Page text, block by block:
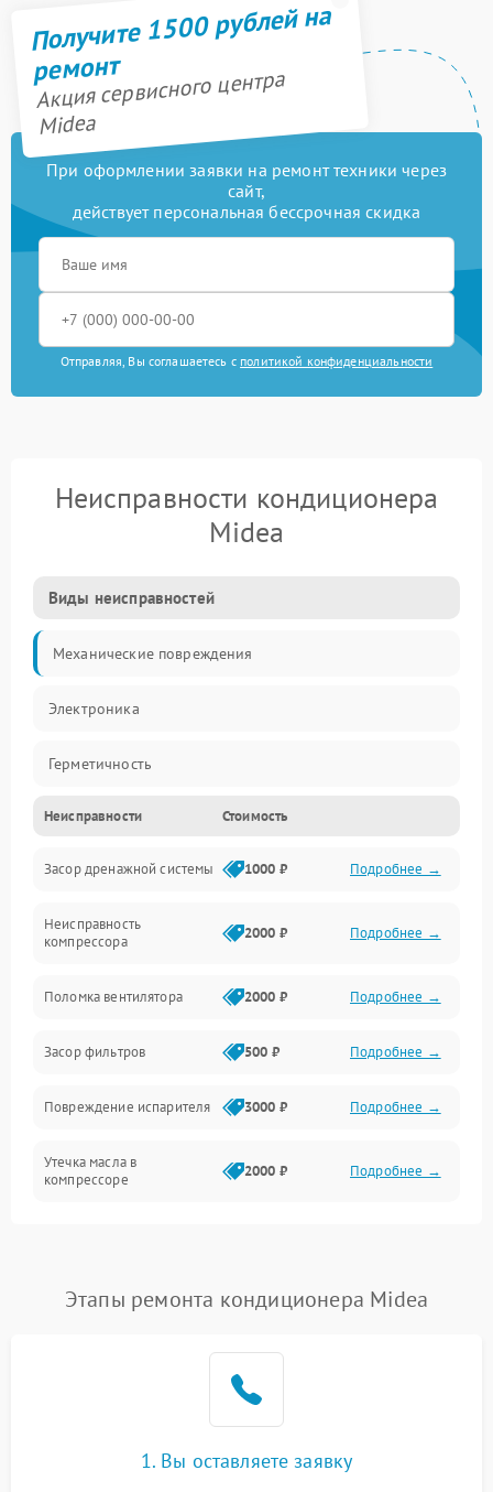
Получите 1500 рублей на
ремонт
Акция сервисного центра
Midea
При оформлении заявки на ремонт техники через
сайт,
действует персональная бессрочная скидка
Отправляя, Вы соглашаетесь с политикой конфиденциальности
Неисправности кондиционера
Midea
Виды неисправностей
Механические повреждения
Электроника
Герметичность
Механика
Управление
Электропитание
Неисправности Стоимость
Засор дренажной системы 1000 ₽ Подробнее →
Неисправность
компрессора
2000 ₽ Подробнее →
Поломка вентилятора 2000 ₽ Подробнее →
Засор фильтров 500 ₽ Подробнее →
Повреждение испарителя 3000 ₽ Подробнее →
Утечка масла в
компрессоре
2000 ₽ Подробнее →
Неисправность
2000 ₽
1500 ₽
Повреждение корпуса
Этапы ремонта кондиционера Midea
1. Вы оставляете заявку